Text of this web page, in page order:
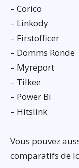
– Corico
– Linkody
– Firstofficer
– Domms Ronde
– Myreport
– Tilkee
– Power Bi
– Hitslink
Vous pouvez
comparatifs de